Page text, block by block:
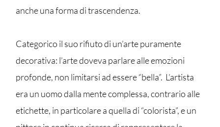
anche una forma di trascendenza.
Categorico il suo rifiuto di un’arte puramente
decorativa: l’arte doveva parlare alle emozioni
profonde, non limitarsi ad essere “bella”. L’artista
era un uomo dalla mente complessa, contrario alle
etichette, in particolare a quella di “colorista”, e un